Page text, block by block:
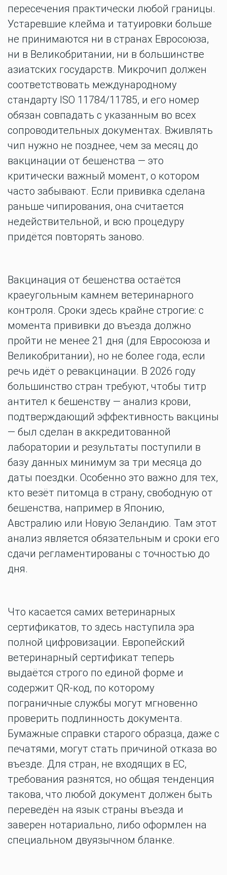
пересечения практически любой границы.
Устаревшие клейма и татуировки больше
не принимаются ни в странах Евросоюза,
ни в Великобритании, ни в большинстве
азиатских государств. Микрочип должен
соответствовать международному
стандарту ISO 11784/11785, и его номер
обязан совпадать с указанным во всех
сопроводительных документах. Вживлять
чип нужно не позднее, чем за месяц до
вакцинации от бешенства — это
критически важный момент, о котором
часто забывают. Если прививка сделана
раньше чипирования, она считается
недействительной, и всю процедуру
придётся повторять заново.
Вакцинация от бешенства остаётся
краеугольным камнем ветеринарного
контроля. Сроки здесь крайне строгие: с
момента прививки до въезда должно
пройти не менее 21 дня (для Евросоюза и
Великобритании), но не более года, если
речь идёт о ревакцинации. В 2026 году
большинство стран требуют, чтобы титр
антител к бешенству — анализ крови,
подтверждающий эффективность вакцины
— был сделан в аккредитованной
лаборатории и результаты поступили в
базу данных минимум за три месяца до
даты поездки. Особенно это важно для тех,
кто везёт питомца в страну, свободную от
бешенства, например в Японию,
Австралию или Новую Зеландию. Там этот
анализ является обязательным и сроки его
сдачи регламентированы с точностью до
дня.
Что касается самих ветеринарных
сертификатов, то здесь наступила эра
полной цифровизации. Европейский
ветеринарный сертификат теперь
выдаётся строго по единой форме и
содержит QR-код, по которому
пограничные службы могут мгновенно
проверить подлинность документа.
Бумажные справки старого образца, даже с
печатями, могут стать причиной отказа во
въезде. Для стран, не входящих в ЕС,
требования разнятся, но общая тенденция
такова, что любой документ должен быть
переведён на язык страны въезда и
заверен нотариально, либо оформлен на
специальном двуязычном бланке.